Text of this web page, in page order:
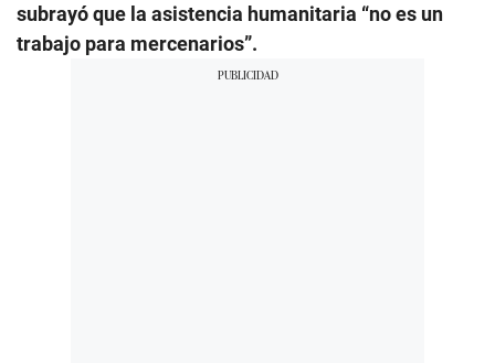
subrayó que la asistencia humanitaria “no es un
trabajo para mercenarios”.